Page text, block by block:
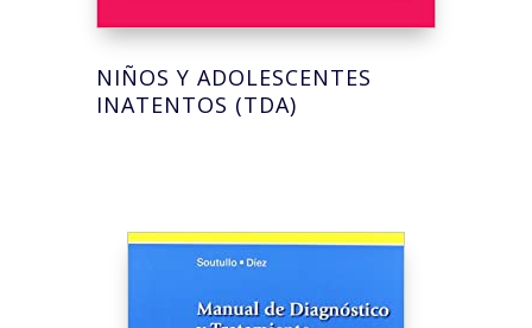
NIÑOS Y ADOLESCENTES
INATENTOS (TDA)